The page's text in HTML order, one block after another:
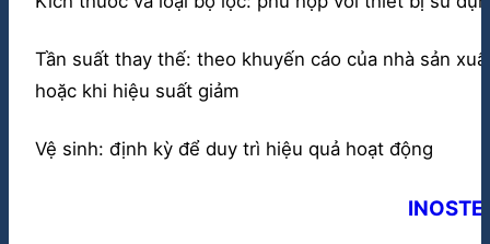
Tần suất thay thế: theo khuyến cáo của nhà sản
hoặc khi hiệu suất giảm
Vệ sinh: định kỳ để duy trì hiệu quả hoạt động